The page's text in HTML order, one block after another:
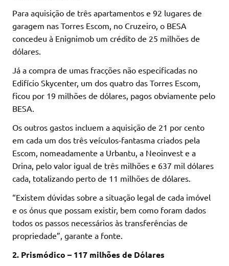
Para aquisição de três apartamentos e 92 lugares de
garagem nas Torres Escom, no Cruzeiro, o BESA
concedeu à Enignimob um crédito de 25 milhões de
dólares.
Já a compra de umas fracções não especificadas no
Edifício Skycenter, um dos quatro das Torres Escom,
ficou por 19 milhões de dólares, pagos obviamente pelo
BESA.
Os outros gastos incluem a aquisição de 21 por cento
em cada um dos três veículos-fantasma criados pela
Escom, nomeadamente a Urbantu, a Neoinvest e a
Drina, pelo valor igual de três milhões e 637 mil dólares
cada, totalizando perto de 11 milhões de dólares.
“Existem dúvidas sobre a situação legal de cada imóvel
e os ónus que possam existir, bem como foram dados
todos os passos necessários às transferências de
propriedade”, garante a fonte.
2. Prismódico – 117 milhões de Dólares